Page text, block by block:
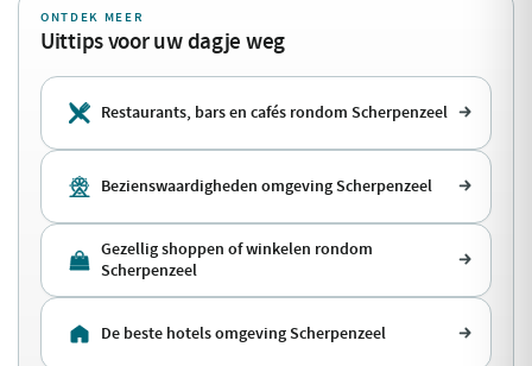
ONTDEK MEER
Uittips voor uw dagje weg
Restaurants, bars en cafés rondom Scherpenzeel
Bezienswaardigheden omgeving Scherpenzeel
Gezellig shoppen of winkelen rondom
Scherpenzeel
De beste hotels omgeving Scherpenzeel